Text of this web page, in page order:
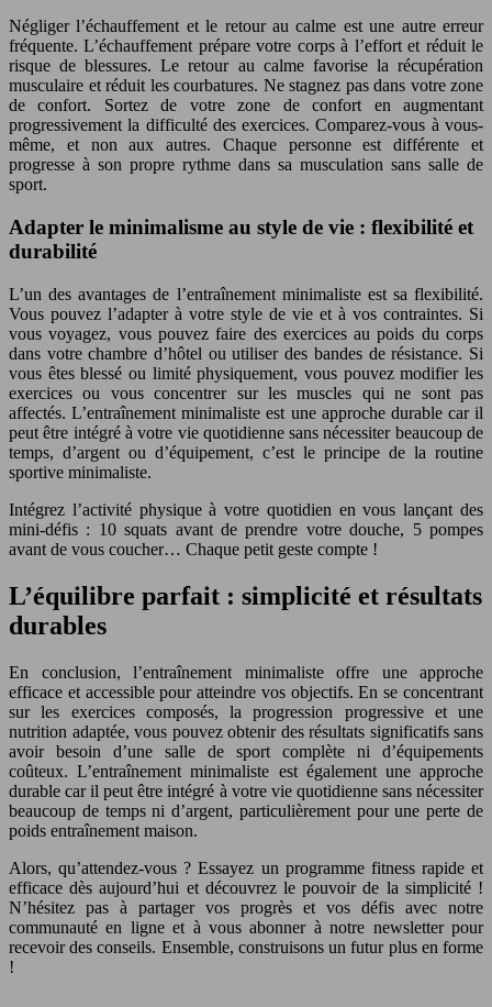
Négliger l’échauffement et le retour au calme est une autre erreur
fréquente. L’échauffement prépare votre corps à l’effort et réduit le
risque de blessures. Le retour au calme favorise la récupération
musculaire et réduit les courbatures. Ne stagnez pas dans votre zone
de confort. Sortez de votre zone de confort en augmentant
progressivement la difficulté des exercices. Comparez-vous à vous-
même, et non aux autres. Chaque personne est différente et
progresse à son propre rythme dans sa musculation sans salle de
sport.
Adapter le minimalisme au style de vie : flexibilité et
durabilité
L’un des avantages de l’entraînement minimaliste est sa flexibilité.
Vous pouvez l’adapter à votre style de vie et à vos contraintes. Si
vous voyagez, vous pouvez faire des exercices au poids du corps
dans votre chambre d’hôtel ou utiliser des bandes de résistance. Si
vous êtes blessé ou limité physiquement, vous pouvez modifier les
exercices ou vous concentrer sur les muscles qui ne sont pas
affectés. L’entraînement minimaliste est une approche durable car il
peut être intégré à votre vie quotidienne sans nécessiter beaucoup de
temps, d’argent ou d’équipement, c’est le principe de la routine
sportive minimaliste.
Intégrez l’activité physique à votre quotidien en vous lançant des
mini-défis : 10 squats avant de prendre votre douche, 5 pompes
avant de vous coucher… Chaque petit geste compte !
L’équilibre parfait : simplicité et résultats
durables
En conclusion, l’entraînement minimaliste offre une approche
efficace et accessible pour atteindre vos objectifs. En se concentrant
sur les exercices composés, la progression progressive et une
nutrition adaptée, vous pouvez obtenir des résultats significatifs sans
avoir besoin d’une salle de sport complète ni d’équipements
coûteux. L’entraînement minimaliste est également une approche
durable car il peut être intégré à votre vie quotidienne sans nécessiter
beaucoup de temps ni d’argent, particulièrement pour une perte de
poids entraînement maison.
Alors, qu’attendez-vous ? Essayez un programme fitness rapide et
efficace dès aujourd’hui et découvrez le pouvoir de la simplicité !
N’hésitez pas à partager vos progrès et vos défis avec notre
communauté en ligne et à vous abonner à notre newsletter pour
recevoir des conseils. Ensemble, construisons un futur plus en forme
!